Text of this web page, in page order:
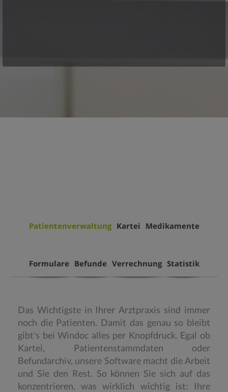
Patientenverwaltung Kartei Medikamente
Formulare Befunde Verrechnung Statistik
Das Wichtigste in Ihrer Arztpraxis sind immer
noch die Patienten. Damit das genau so bleibt
gibt's bei Windoc alles per Knopfdruck. Egal ob
Kartei, Patientenstammdaten oder
Befundarchiv, unsere Software macht die Arbeit
und Sie den Rest. So können Sie sich auf das
konzentrieren, was wirklich wichtig ist: Ihre